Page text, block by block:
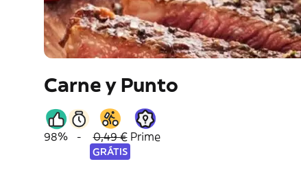
Carne y Punto
98% - 0,49 €
GRÁTIS
Prime